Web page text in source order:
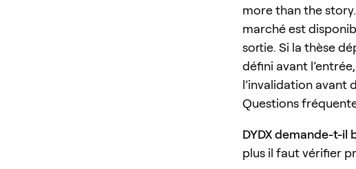
more than the
marché est
sortie. Si la thèse
défini avant
l’invalidation avant
Questions
DYDX demande-t-il
plus il faut vérifier